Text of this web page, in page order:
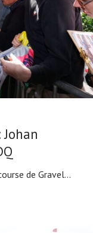
de Gravel...